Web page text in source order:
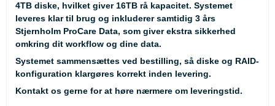
4TB diske, hvilket giver 16TB rå kapacitet. Systemet
leveres klar til brug og inkluderer samtidig 3 års
Stjernholm ProCare Data, som giver ekstra sikkerhed
omkring dit workflow og dine data.
Systemet sammensættes ved bestilling, så diske og RAID-
konfiguration klargøres korrekt inden levering.
Kontakt os gerne for at høre nærmere om leveringstid.